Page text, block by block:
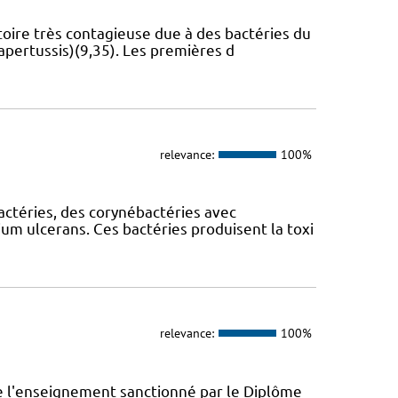
très contagieuse due à des bactéries du
Les premières d
relevance: 100%
des corynébactéries avec
ulcerans. Ces bactéries produisent la toxi
relevance: 100%
l'enseignement sanctionné par le Diplôme